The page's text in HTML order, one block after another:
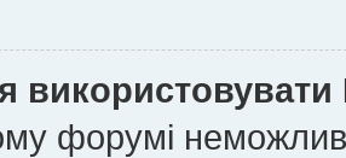
використовувати
форумі